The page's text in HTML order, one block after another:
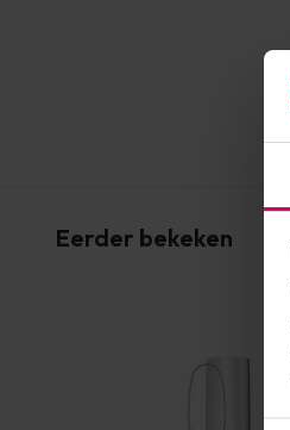
Eerder bekeken